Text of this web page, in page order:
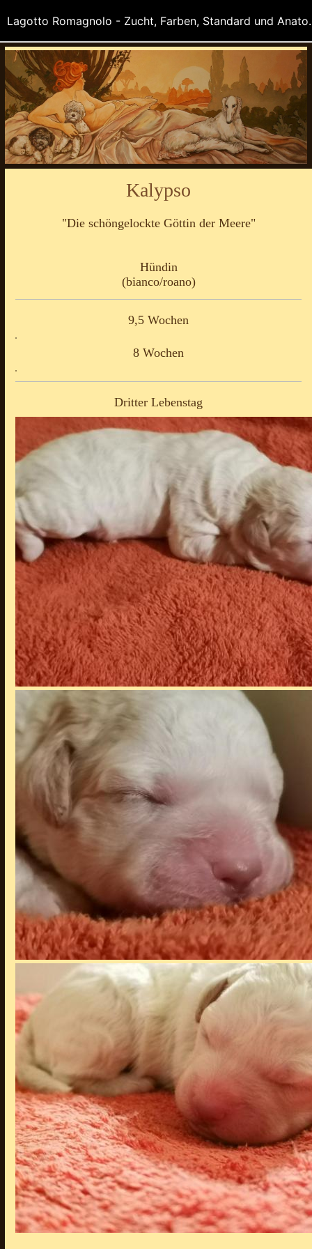
Kalypso
"Die schöngelockte Göttin der Meere"
Hündin
(bianco/roano)
9,5 Wochen
8 Wochen
Dritter Lebenstag
Lagotto